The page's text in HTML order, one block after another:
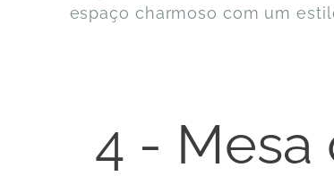
espaço charmoso com um
4 - Mesa